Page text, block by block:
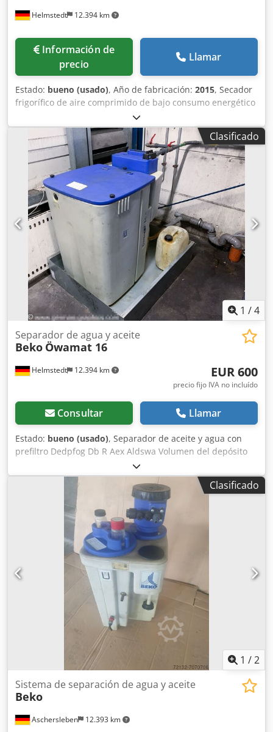
Helmstedt 12.394 km
Información de
precio
Llamar
Estado: bueno (usado), Año de fabricación: 2015, Secador
frigorífico de aire comprimido de bajo consumo energético
Dsdpfxog A Hcxo Aldewa Año de fabricación: 2015 Presión:
14 bares
Clasificado
1 /4
Helmstedt 12.394 km
Separador de agua y aceite
Beko Öwamat 16
EUR 600
precio fijo IVA no incluído
Consultar Llamar
Estado: bueno (usado), Separador de aceite y agua con
prefiltro Dedpfog Db R Aex Aldswa Volumen del depósito
(litros): 228,4 Caudal máximo del compresor: 58,5 m³/min
Conexiones de entrada del condensado: 3 x G1/2, 1 x G1
Volumen de llenado: 158,8 l Volumen del filtro: 1 x 37,2 / 1
Clasificado
1 /2
Aschersleben 12.393 km
Sistema de separación de agua y aceite
Beko